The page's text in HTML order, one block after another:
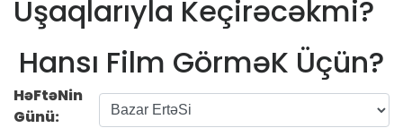
Uşaqlarıyla Keçirəcəkmi?
Hansı Film GörməK Üçün?
HəFtəNin
Günü: